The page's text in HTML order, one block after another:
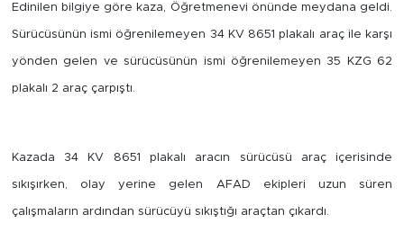
Edinilen bilgiye göre kaza, Öğretmenevi önünde meydana geldi.
Sürücüsünün ismi öğrenilemeyen 34 KV 8651 plakalı araç ile karşı
yönden gelen ve sürücüsünün ismi öğrenilemeyen 35 KZG 62
plakalı 2 araç çarpıştı.
Kazada 34 KV 8651 plakalı aracın sürücüsü araç içerisinde
sıkışırken, olay yerine gelen AFAD ekipleri uzun süren
çalışmaların ardından sürücüyü sıkıştığı araçtan çıkardı.
İş İlanları
Dünya
Yazıhan